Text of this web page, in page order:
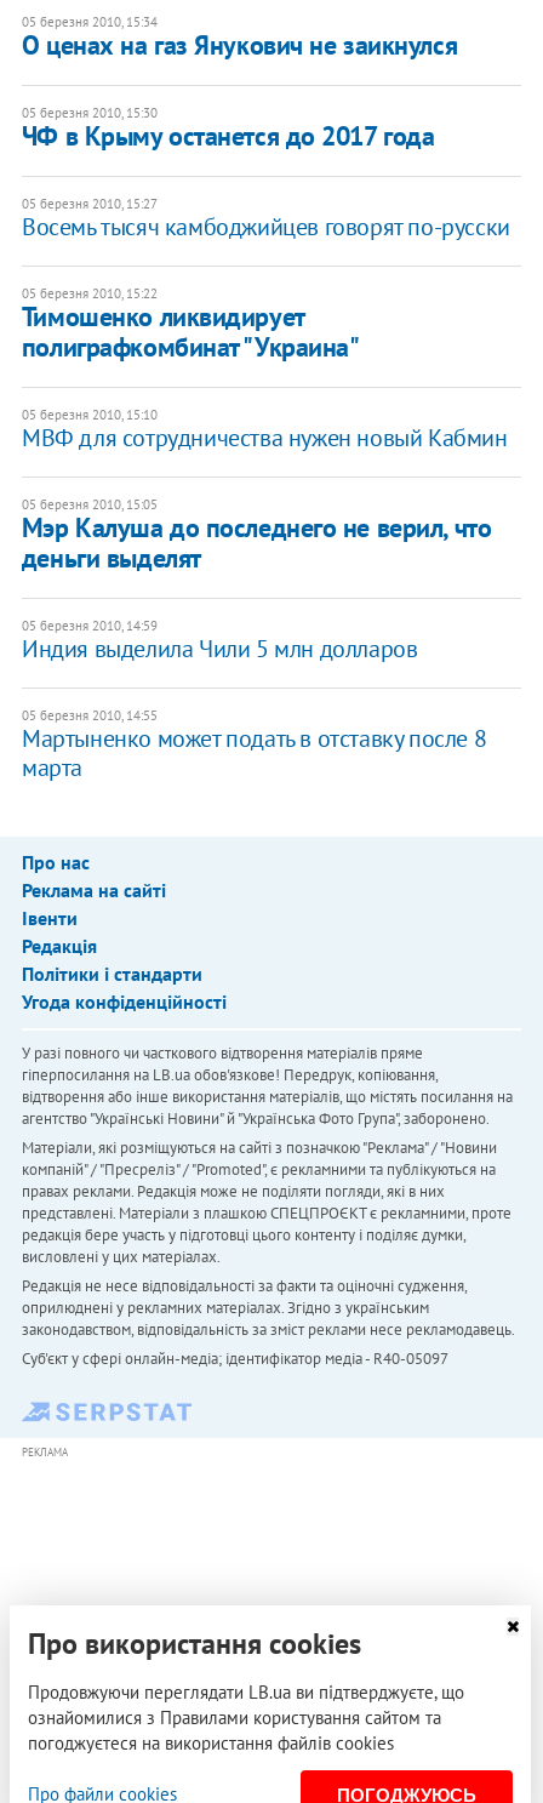
05 березня 2010, 15:34
О ценах на газ Янукович не заикнулся
05 березня 2010, 15:30
ЧФ в Крыму останется до 2017 года
05 березня 2010, 15:27
Восемь тысяч камбоджийцев говорят по-русски
05 березня 2010, 15:22
Тимошенко ликвидирует
полиграфкомбинат "Украина"
05 березня 2010, 15:10
МВФ для сотрудничества нужен новый Кабмин
05 березня 2010, 15:05
Мэр Калуша до последнего не верил, что
деньги выделят
05 березня 2010, 14:59
Индия выделила Чили 5 млн долларов
05 березня 2010, 14:55
Мартыненко может подать в отставку после 8
марта
Про нас
Реклама на сайті
Івенти
Редакція
Політики і стандарти
Угода конфіденційності
У разі повного чи часткового відтворення матеріалів пряме
гіперпосилання на LB.ua обов'язкове! Передрук, копіювання,
відтворення або інше використання матеріалів, що містять посилання на
агентство "Українськi Новини" й "Українська Фото Група", заборонено.
Матеріали, які розміщуються на сайті з позначкою "Реклама" / "Новини
компаній" / "Пресреліз" / "Promoted", є рекламними та публікуються на
правах реклами. Редакція може не поділяти погляди, які в них
представлені. Матеріали з плашкою СПЕЦПРОЄКТ є рекламними, проте
редакція бере участь у підготовці цього контенту і поділяє думки,
висловлені у цих матеріалах.
Редакція не несе відповідальності за факти та оціночні судження,
оприлюднені у рекламних матеріалах. Згідно з українським
законодавством, відповідальність за зміст реклами несе рекламодавець.
Cуб'єкт у сфері онлайн-медіа; ідентифікатор медіа - R40-05097
РЕКЛАМА
Про використання cookies
Продовжуючи переглядати LB.ua ви підтверджуєте, що
ознайомилися з Правилами користування сайтом та
погоджуєтеся на використання файлів cookies
Про файли cookies ПОГОДЖУЮСЬ